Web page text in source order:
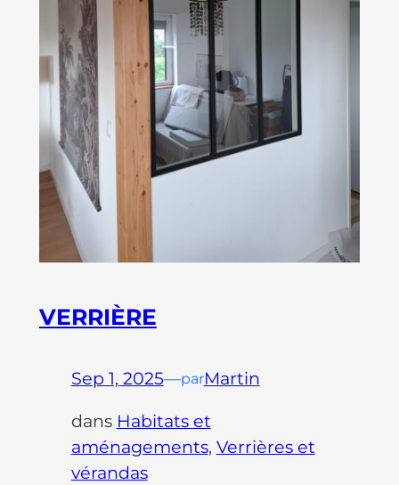
VERRIÈRE
Sep 1, 2025—parMartin
dans Habitats et
aménagements, Verrières et
vérandas